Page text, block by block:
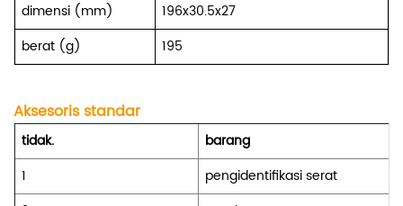
dimensi (mm)
196x30.5x27
berat (g)
195
Aksesoris standar
tidak.
barang
1
pengidentifikasi serat